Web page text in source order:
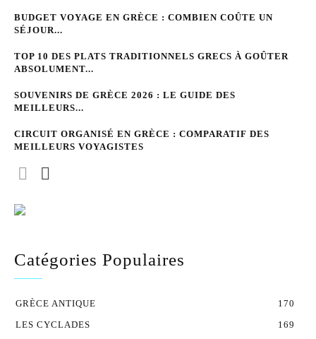
BUDGET VOYAGE EN GRÈCE : COMBIEN COÛTE UN
SÉJOUR...
TOP 10 DES PLATS TRADITIONNELS GRECS À GOÛTER
ABSOLUMENT...
SOUVENIRS DE GRÈCE 2026 : LE GUIDE DES
MEILLEURS...
CIRCUIT ORGANISÉ EN GRÈCE : COMPARATIF DES
MEILLEURS VOYAGISTES
Catégories Populaires
GRÈCE ANTIQUE
170
LES CYCLADES
169